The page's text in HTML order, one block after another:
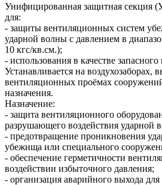
Унифицированная защитная секция
для:
- защиты вентиляционных систем
ударной волны с давлением в
10 кгс/кв.см.);
- использования в качестве
Устанавливается на воздухозаборах,
вентиляционных проёмах
назначения.
Назначение:
- защита вентиляционного
разрушающего воздействия ударной
- предотвращение проникновения
убежища или специального
- обеспечение герметичности
воздействии избыточного давления;
- организация аварийного выхода